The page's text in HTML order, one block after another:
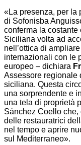
«La presenza, per la
di Sofonisba
conferma la
Siciliana volta ad
nell’ottica di
internazionali con le
europeo – dichiara
Assessore regionale
siciliana. Questa
una sorprendente e
una tela di proprietà
Sánchez Coello
delle restauratrici
nel tempo e aprire
sul Mediterraneo».